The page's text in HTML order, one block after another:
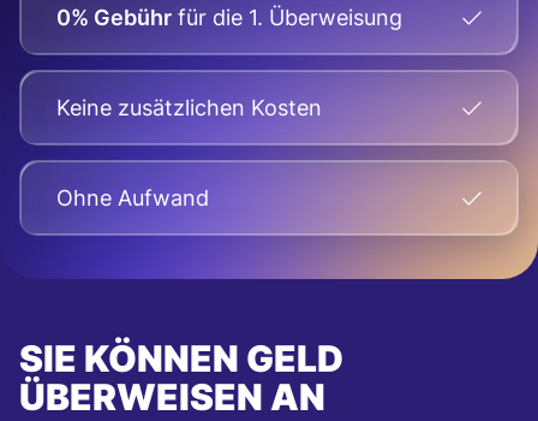
0% Gebühr für die 1. Überweisung
Keine zusätzlichen Kosten
Оhne Aufwand
SIE KÖNNEN GELD
ÜBERWEISEN AN